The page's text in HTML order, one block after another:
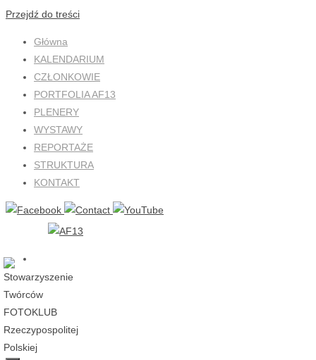
Przejdź do treści
Główna
KALENDARIUM
CZŁONKOWIE
PORTFOLIA AF13
PLENERY
WYSTAWY
REPORTAŻE
STRUKTURA
KONTAKT